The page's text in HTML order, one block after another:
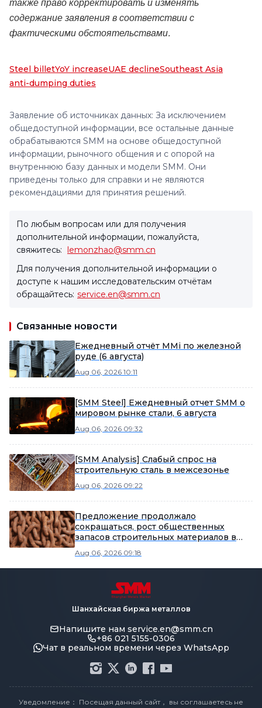
также право корректировать и изменять
содержание заявления в соответствии с
фактическими обстоятельствами.
Steel billetYoY increaseUAE declineSoutheast Asia
anti-dumping duties
Заявление об источниках данных: За исключением
общедоступной информации, все остальные данные
обрабатываются SMM на основе общедоступной
информации, рыночного общения и с опорой на
внутреннюю базу данных и модели SMM. Они
приведены только для справки и не являются
рекомендациями для принятия решений.
По любым вопросам или для получения
дополнительной информации, пожалуйста,
свяжитесь: lemonzhao@smm.cn
Для получения дополнительной информации о
доступе к нашим исследовательским отчётам
обращайтесь: service.en@smm.cn
Связанные новости
Ежедневный отчёт MMi по железной
руде (6 августа)
Aug 06, 2026 10:11
[SMM Steel] Ежедневный отчет SMM о
мировом рынке стали, 6 августа
Aug 06, 2026 09:32
[SMM Analysis] Слабый спрос на
строительную сталь в межсезонье
Aug 06, 2026 09:22
Предложение продолжало
сокращаться, рост общественных
запасов строительных материалов в
Aug 06, 2026 09:18
Шанхайская биржа металлов
Напишите нам service.en@smm.cn
+86 021 5155-0306
Чат в реальном времени через WhatsApp
Уведомление： Посещая данный сайт， вы соглашаетесь не